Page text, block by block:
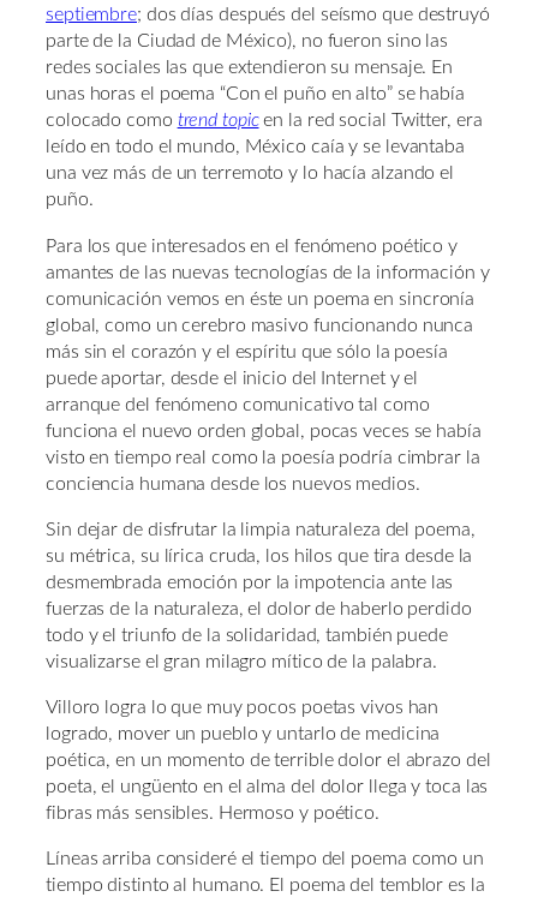
septiembre; dos días después del seísmo que destruyó
parte de la Ciudad de México), no fueron sino las
redes sociales las que extendieron su mensaje. En
unas horas el poema “Con el puño en alto” se había
colocado como trend topicen la red social Twitter, era
leído en todo el mundo, México caía y se levantaba
una vez más de un terremoto y lo hacía alzando el
puño.
Para los que interesados en el fenómeno poético y
amantes de las nuevas tecnologías de la información y
comunicación vemos en éste un poema en sincronía
global, como un cerebro masivo funcionando nunca
más sin el corazón y el espíritu que sólo la poesía
puede aportar, desde el inicio del Internet y el
arranque del fenómeno comunicativo tal como
funciona el nuevo orden global, pocas veces se había
visto en tiempo real como la poesía podría cimbrar la
conciencia humana desde los nuevos medios.
Sin dejar de disfrutar la limpia naturaleza del poema,
su métrica, su lírica cruda, los hilos que tira desde la
desmembrada emoción por la impotencia ante las
fuerzas de la naturaleza, el dolor de haberlo perdido
todo y el triunfo de la solidaridad, también puede
visualizarse el gran milagro mítico de la palabra.
Villoro logra lo que muy pocos poetas vivos han
logrado, mover un pueblo y untarlo de medicina
poética, en un momento de terrible dolor el abrazo del
poeta, el ungüento en el alma del dolor llega y toca las
fibras más sensibles. Hermoso y poético.
Líneas arriba consideré el tiempo del poema como un
tiempo distinto al humano. El poema del temblor es la